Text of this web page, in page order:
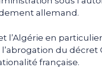
allemand.
l’Algérie en
du décret
française.